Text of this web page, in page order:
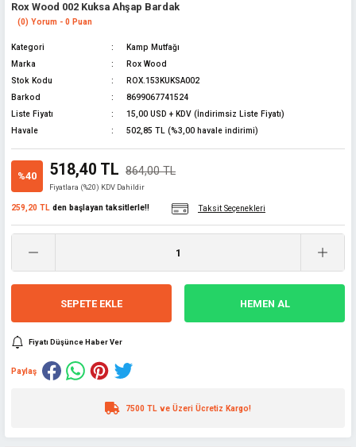
Rox Wood 002 Kuksa Ahşap Bardak
(0) Yorum - 0 Puan
Kategori
Kamp Mutfağı
Marka
Rox Wood
Stok Kodu
ROX.153KUKSA002
Barkod
8699067741524
Liste Fiyatı
15,00 USD + KDV (İndirimsiz Liste Fiyatı)
Havale
502,85 TL (%3,00 havale indirimi)
%40 518,40 TL 864,00 TL
Fiyatlara (%20) KDV Dahildir
259,20 TL den başlayan taksitlerle!! Taksit Seçenekleri
SEPETE EKLE HEMEN AL
Fiyatı Düşünce Haber Ver
Paylaş
7500 TL ve Üzeri Ücretiz Kargo!